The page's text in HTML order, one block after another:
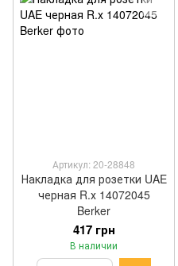
Артикул: 20-28848
Накладка для розетки UAE
черная R.х 14072045
Berker
417 грн
В наличии